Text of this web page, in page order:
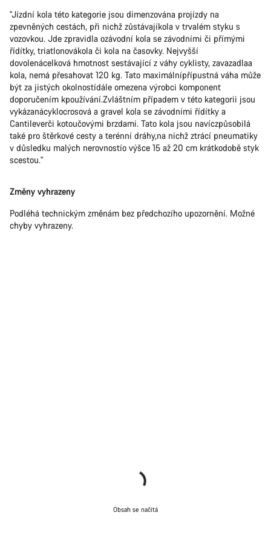
"Jízdní kola této kategorie jsou dimenzována projízdy na
zpevněných cestách, při nichž zůstávajíkola v trvalém styku s
vozovkou. Jde zpravidla ozávodní kola se závodními či přímými
řídítky, triatlonovákola či kola na časovky. Nejvyšší
dovolenácelková hmotnost sestávající z váhy cyklisty, zavazadlaa
kola, nemá přesahovat 120 kg. Tato maximálnípřípustná váha může
být za jistých okolnostídále omezena výrobci komponent
doporučením kpoužívání.Zvláštním případem v této kategorii jsou
vykázanácyklocrosová a gravel kola se závodními řídítky a
Cantileverči kotoučovými brzdami. Tato kola jsou navíczpůsobilá
také pro štěrkové cesty a terénní dráhy,na nichž ztrácí pneumatiky
v důsledku malých nerovnostío výšce 15 až 20 cm krátkodobě styk
scestou."
Změny vyhrazeny
Podléhá technickým změnám bez předchozího upozornění. Možné
chyby vyhrazeny.
Obsah se načítá